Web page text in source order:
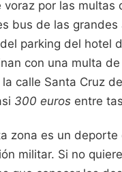
por las
bus de las
parking del hotel
con una multa de
calle Santa Cruz
300 euros entre
zona es un
militar. Si no